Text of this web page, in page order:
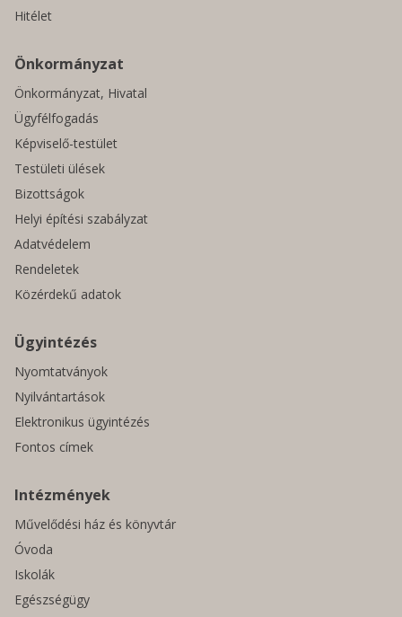
Hitélet
Önkormányzat
Önkormányzat, Hivatal
Ügyfélfogadás
Képviselő-testület
Testületi ülések
Bizottságok
Helyi építési szabályzat
Adatvédelem
Rendeletek
Közérdekű adatok
Ügyintézés
Nyomtatványok
Nyilvántartások
Elektronikus ügyintézés
Fontos címek
Intézmények
Művelődési ház és könyvtár
Óvoda
Iskolák
Egészségügy